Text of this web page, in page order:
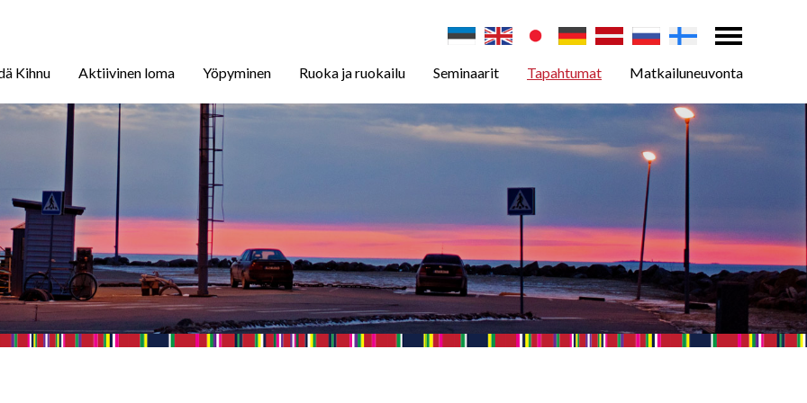
Kihnu Aktiivinen loma Yöpyminen Ruoka ja ruokailu Seminaarit Tapahtumat Matkailuneuvonta